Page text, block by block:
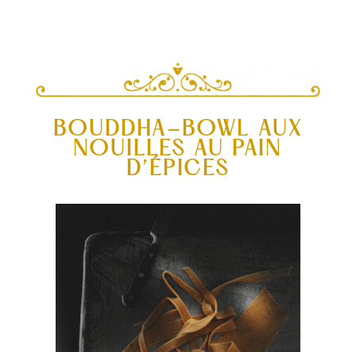
BOUDDHA-BOWL AUX
NOUILLES AU PAIN
D’ÉPICES